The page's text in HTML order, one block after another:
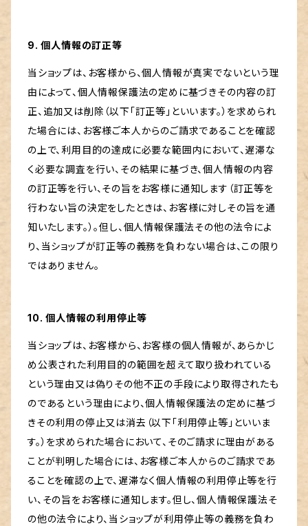
9. 個人情報の訂正等
当ショップは、お客様から、個人情報が真実でないという理
由によって、個人情報保護法の定めに基づきその内容の訂
正、追加又は削除（以下「訂正等」といいます。）を求められ
た場合には、お客様ご本人からのご請求であることを確認
の上で、利用目的の達成に必要な範囲内において、遅滞な
く必要な調査を行い、その結果に基づき、個人情報の内容
の訂正等を行い、その旨をお客様に通知します（訂正等を
行わない旨の決定をしたときは、お客様に対しその旨を通
知いたします。）。但し、個人情報保護法その他の法令によ
り、当ショップが訂正等の義務を負わない場合は、この限り
ではありません。
10. 個人情報の利用停止等
当ショップは、お客様から、お客様の個人情報が、あらかじ
め公表された利用目的の範囲を超えて取り扱われている
という理由又は偽りその他不正の手段により取得されたも
のであるという理由により、個人情報保護法の定めに基づ
きその利用の停止又は消去（以下「利用停止等」といいま
す。）を求められた場合において、そのご請求に理由がある
ことが判明した場合には、お客様ご本人からのご請求であ
ることを確認の上で、遅滞なく個人情報の利用停止等を行
い、その旨をお客様に通知します。但し、個人情報保護法そ
の他の法令により、当ショップが利用停止等の義務を負わ